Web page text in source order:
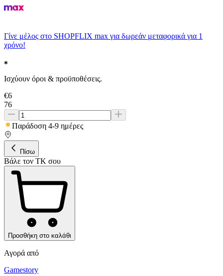
Γίνε μέλος στο SHOPFLIX max για δωρεάν μεταφορικά για 1
χρόνο!
Ισχύουν όροι & προϋποθέσεις.
€6
76
Παράδοση 4-9 ημέρες
Πίσω
Βάλε τον ΤΚ σου
Προσθήκη στο καλάθι
Αγορά από
Gamestory